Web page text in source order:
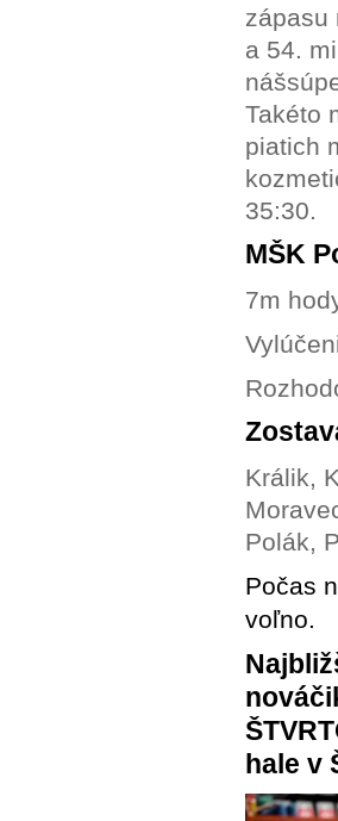
zápasu
a 54.
Takéto
piatich
35:30.
MŠK
7m
Králik,
Polák,
Počas
voľno.
hale v